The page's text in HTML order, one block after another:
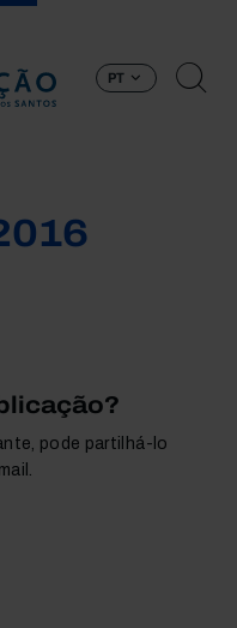
PT
pode partilhá-lo